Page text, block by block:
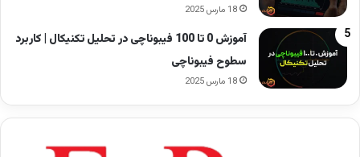
18 مارس 2025
آموزش 0 تا 100 فیبوناچی در تحلیل تکنیکال | کاربرد
سطوح فیبوناچی
18 مارس 2025